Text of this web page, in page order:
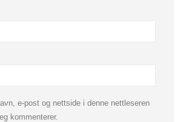
e-post og nettside i denne nettleseren
kommenterer.